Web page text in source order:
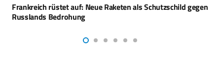
Russland stärkt Beziehungen zu Ägypten